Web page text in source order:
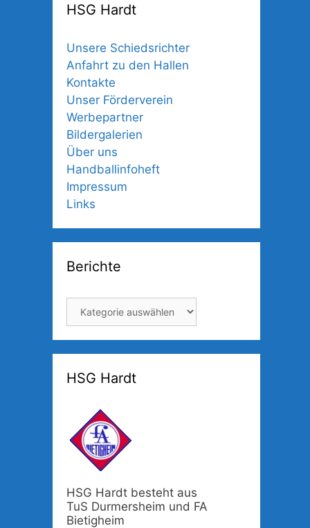
HSG Hardt
Unsere Schiedsrichter
Anfahrt zu den Hallen
Kontakte
Unser Förderverein
Werbepartner
Bildergalerien
Über uns
Handballinfoheft
Impressum
Links
Berichte
HSG Hardt
HSG Hardt besteht aus
TuS Durmersheim und FA
Bietigheim